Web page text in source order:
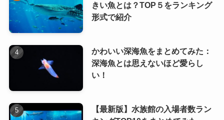
きい魚とは？TOP５をランキング
形式で紹介
かわいい深海魚をまとめてみた：
深海魚とは思えないほど愛らし
い！
【最新版】水族館の入場者数ラン